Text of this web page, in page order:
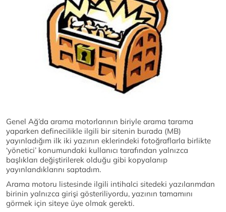
Genel Ağ’da arama motorlarının biriyle arama tarama
yaparken definecilikle ilgili bir sitenin burada (MB)
yayınladığım ilk iki yazının eklerindeki fotoğraflarla birlikte
‘yönetici’ konumundaki kullanıcı tarafından yalnızca
başlıkları değiştirilerek olduğu gibi kopyalanıp
yayınlandıklarını saptadım.
Arama motoru listesinde ilgili intihalci sitedeki yazılarımdan
birinin yalnızca girişi gösteriliyordu, yazının tamamını
görmek için siteye üye olmak gerekti.